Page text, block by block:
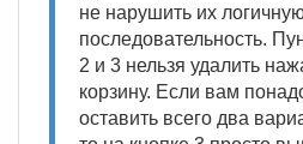
не нарушить их
последовательность.
2 и 3 нельзя удалить
корзину. Если вам
оставить всего два